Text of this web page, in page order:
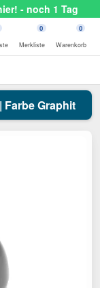
- noch 1 Tag
0
Merkliste
0
Warenkorb
Farbe Graphit